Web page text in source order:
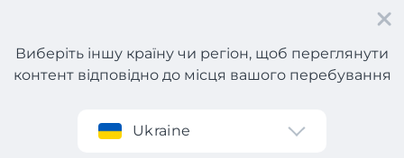
Реєстрація
Виберіть іншу країну чи регіон, щоб переглянути
контент відповідно до місця вашого перебування
Ukraine
Парфуми з Польщі